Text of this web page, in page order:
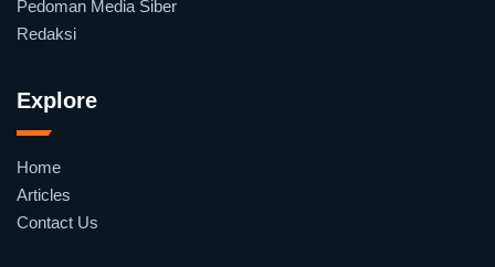
Pedoman Media Siber
Redaksi
Explore
Home
Articles
Contact Us